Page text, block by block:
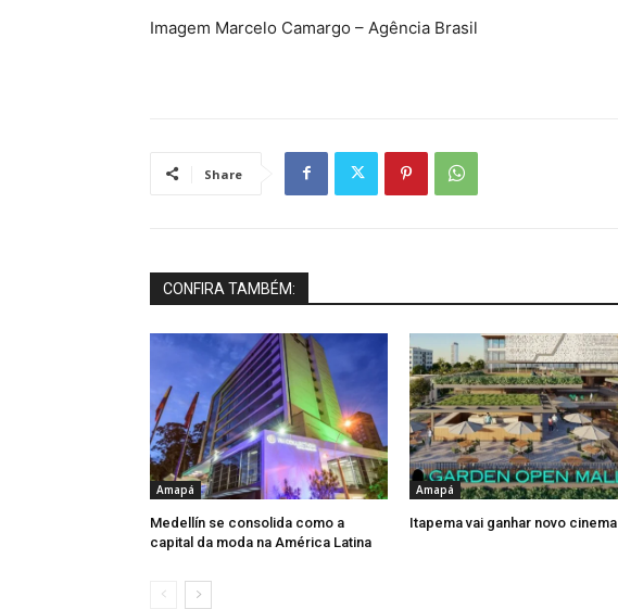
Imagem Marcelo Camargo – Agência Brasil
Share
CONFIRA TAMBÉM:
Amapá
Medellín se consolida como a
capital da moda na América Latina
Amapá
Itapema vai ganhar novo cinema